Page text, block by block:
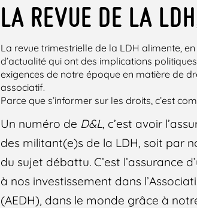
LA REVUE DE LA
La revue trimestrielle de la LDH alimente,
d’actualité qui ont des implications
exigences de notre époque en matière de
associatif.
Parce que s’informer sur les droits, c’est
Un numéro de D&L, c’est avoir
des militant(e)s de la LDH, soit par
du sujet débattu. C’est l’assurance
à nos investissement dans
(AEDH), dans le monde grâce à